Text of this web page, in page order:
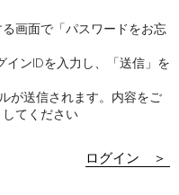
画面で「パスワードをお忘
ンIDを入力し、「送信」を
が送信されます。内容をご
てください
ログイン ＞